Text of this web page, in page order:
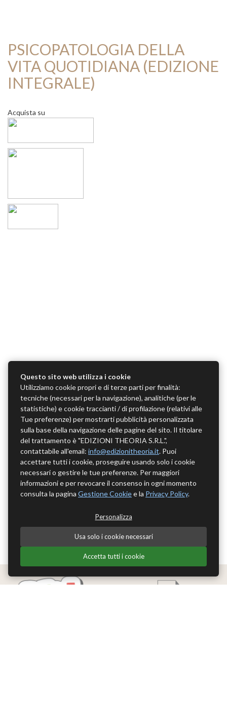
PSICOPATOLOGIA DELLA
VITA QUOTIDIANA (EDIZIONE
INTEGRALE)
Acquista su
Questo sito web utilizza i cookie
Utilizziamo cookie propri e di terze parti per finalità:
tecniche (necessari per la navigazione), analitiche (per le
statistiche) e cookie traccianti / di profilazione (relativi alle
Tue preferenze) per mostrarti pubblicità personalizzata
sulla base della navigazione delle pagine del sito. Il titolare
del trattamento è "EDIZIONI THEORIA S.R.L.",
contattabile all'email: info@edizionitheoria.it. Puoi
accettare tutti i cookie, proseguire usando solo i cookie
necessari o gestire le tue preferenze. Per maggiori
informazioni e per revocare il consenso in ogni momento
consulta la pagina Gestione Cookiee la Privacy Policy.
Personalizza
Usa solo i cookie necessari
Accetta tutti i cookie